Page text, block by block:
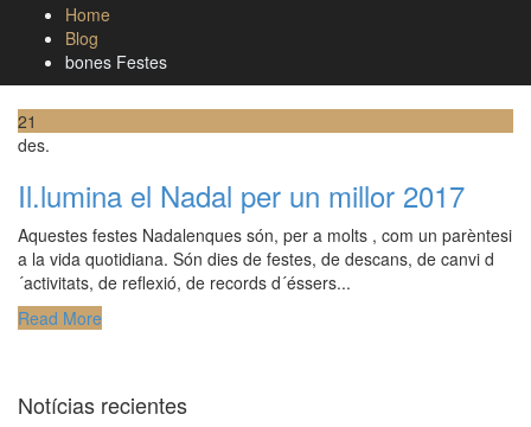
Home
Blog
bones Festes
21
des.
Il.lumina el Nadal per un millor 2017
Aquestes festes Nadalenques són, per a molts , com un parèntesi
a la vida quotidiana. Són dies de festes, de descans, de canvi d
´activitats, de reflexió, de records d´éssers...
Read More
Notícias recientes